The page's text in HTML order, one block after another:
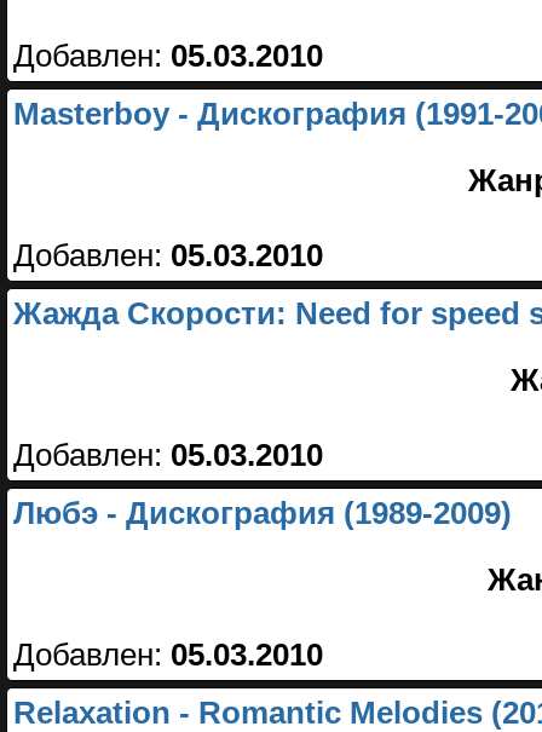
Добавлен: 05.03.2010
Masterboy - Дискография (1991-
Добавлен: 05.03.2010
Жажда Скорости: Need for speed
Добавлен: 05.03.2010
Любэ - Дискография (1989-2009)
Добавлен: 05.03.2010
Relaxation - Romantic Melodies